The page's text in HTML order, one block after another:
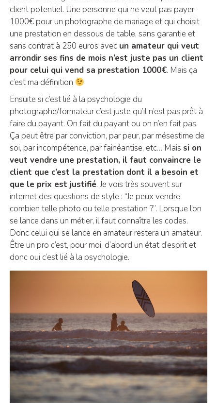
client potentiel. Une personne qui ne veut pas payer
1000€ pour un photographe de mariage et qui choisit
une prestation en dessous de table, sans garantie et
sans contrat à 250 euros avec un amateur qui veut
arrondir ses fins de mois n’est juste pas un client
pour celui qui vend sa prestation 1000€. Mais ça
c’est ma définition
Ensuite si c’est lié à la psychologie du
photographe/formateur c’est juste qu’il n’est pas prêt à
faire du payant. On fait du payant ou on n’en fait pas.
Ça peut être par conviction, par peur, par mésestime de
soi, par incompétence, par fainéantise, etc… Mais si on
veut vendre une prestation, il faut convaincre le
client que c’est la prestation dont il a besoin et
que le prix est justifié. Je vois très souvent sur
internet des questions de style : “Je peux vendre
combien telle photo ou telle prestation ?”. Lorsque l’on
se lance dans un métier, il faut connaître les codes.
Donc celui qui se lance en amateur restera un amateur.
Être un pro c’est, pour moi, d’abord un état d’esprit et
donc oui c’est lié à la psychologie.